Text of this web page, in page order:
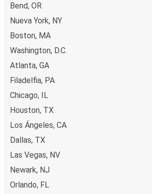
Bend, OR
Nueva York, NY
Boston, MA
Washington, D.C.
Atlanta, GA
Filadelfia, PA
Chicago, IL
Houston, TX
Los Ángeles, CA
Dallas, TX
Las Vegas, NV
Newark, NJ
Orlando, FL